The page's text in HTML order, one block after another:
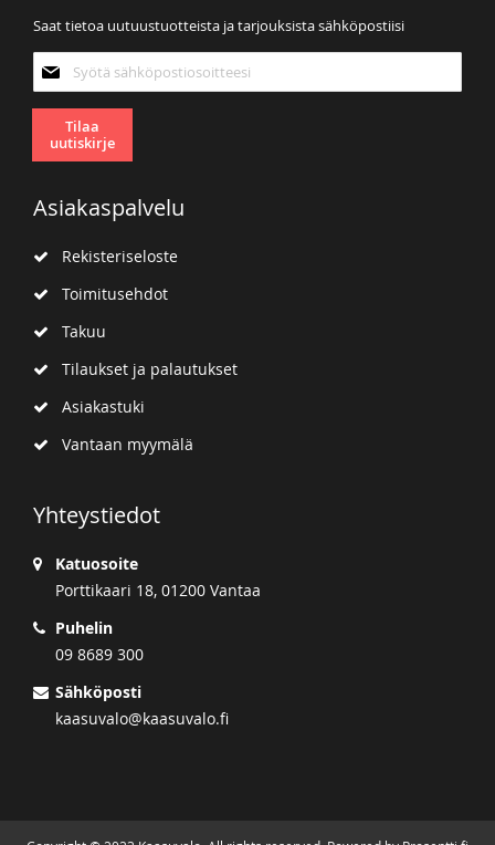
Saat tietoa uutuustuotteista ja tarjouksista sähköpostiisi
uutiskirjeemme:
Tilaa
uutiskirje
Asiakaspalvelu
Rekisteriseloste
Toimitusehdot
Takuu
Tilaukset ja palautukset
Asiakastuki
Vantaan myymälä
Yhteystiedot
Katuosoite
Porttikaari 18, 01200 Vantaa
Puhelin
09 8689 300
Sähköposti
kaasuvalo@kaasuvalo.fi